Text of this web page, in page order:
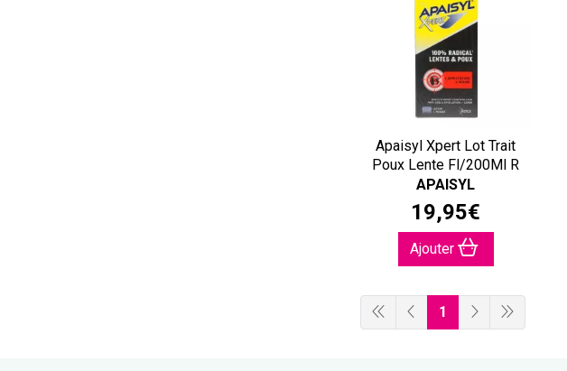
Apaisyl Xpert Lot Trait
Poux Lente Fl/200Ml R
APAISYL
19,95€
Ajouter
1